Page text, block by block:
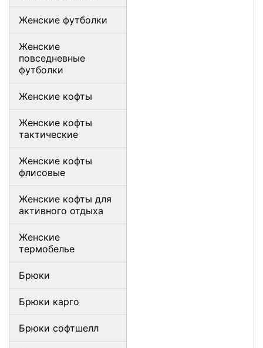
Женские футболки
Женские
повседневные
футболки
Женские кофты
Женские кофты
тактические
Женские кофты
флисовые
Женские кофты для
активного отдыха
Женские
термобелье
Брюки
Брюки карго
Брюки софтшелл